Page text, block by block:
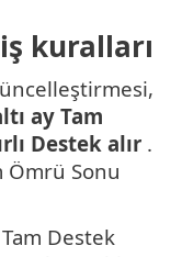
kuralları
ay Tam
Destek alır .
Ömrü Sonu
Destek